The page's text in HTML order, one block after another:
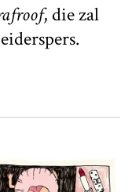
, die zal